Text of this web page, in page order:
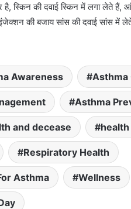
है, स्किन की दवाई स्किन में लगा लेते हैं,
की बजाय सांस की दवाई सांस में
Awareness Asthma
Asthma
and decease
Respiratory Health
Asthma Wellness